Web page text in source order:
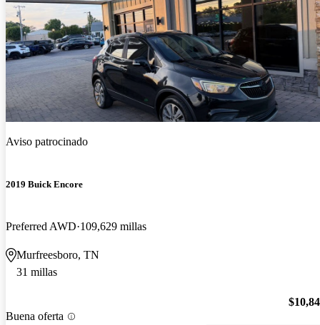
Aviso patrocinado
2019 Buick Encore
Preferred AWD 109,629 millas
Murfreesboro, TN
31 millas
Buena oferta